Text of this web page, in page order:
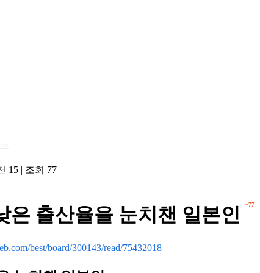
15 | 조회 77
은 출산율을 눈치챈 일본인 +77
best/board/300143/read/75432018